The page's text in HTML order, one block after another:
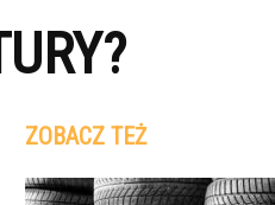
ZOBACZ TEŻ